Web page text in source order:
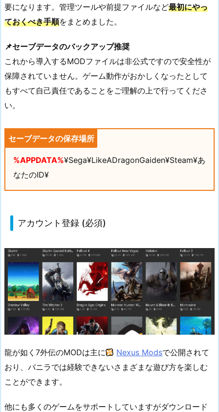
要になります。管理ツールや前提ファイルなど最初にやっ
ておくべき手順をまとめました。
📌セーブデータのバックアップ推奨
これから導入するMODファイルは非公式ですので安全性が
保障されていません。ゲーム動作がおかしくなったとして
もすべて自己責任であることをご理解の上で行ってくださ
い。
セーブデータの保存場所
%APPDATA%¥Sega¥LikeADragonGaiden¥Steam¥あ
なたのID¥
アカウント登録 (必須)
龍が如く7外伝のMODは主に Nexus Modsで公開されて
おり、バニラでは経験できないさまざまな遊び方を楽しむ
ことができます。
他にも多くのゲームをサポートしていますがダウンロード